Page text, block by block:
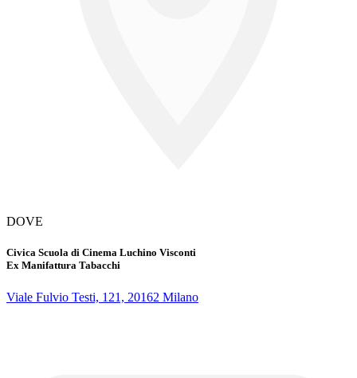
DOVE
Civica Scuola di Cinema Luchino Visconti
Ex Manifattura Tabacchi
Viale Fulvio Testi, 121, 20162 Milano